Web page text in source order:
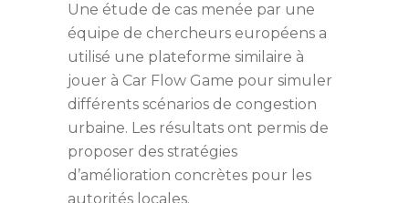
Une étude de cas menée par une
équipe de chercheurs européens a
utilisé une plateforme similaire à
jouer à Car Flow Game pour simuler
différents scénarios de congestion
urbaine. Les résultats ont permis de
proposer des stratégies
d’amélioration concrètes pour les
autorités locales.